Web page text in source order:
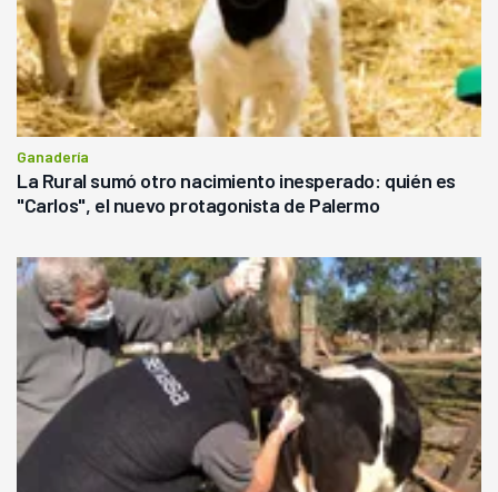
Ganadería
La Rural sumó otro nacimiento inesperado: quién es
"Carlos", el nuevo protagonista de Palermo